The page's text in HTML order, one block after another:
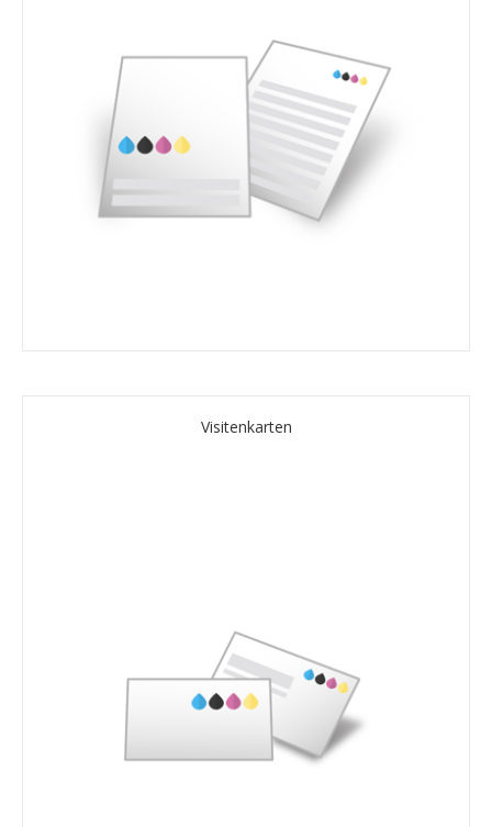
Visitenkarten